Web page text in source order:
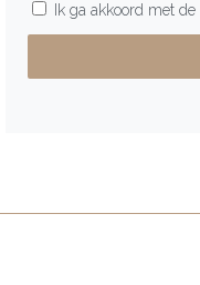
Ik ga akkoord met de